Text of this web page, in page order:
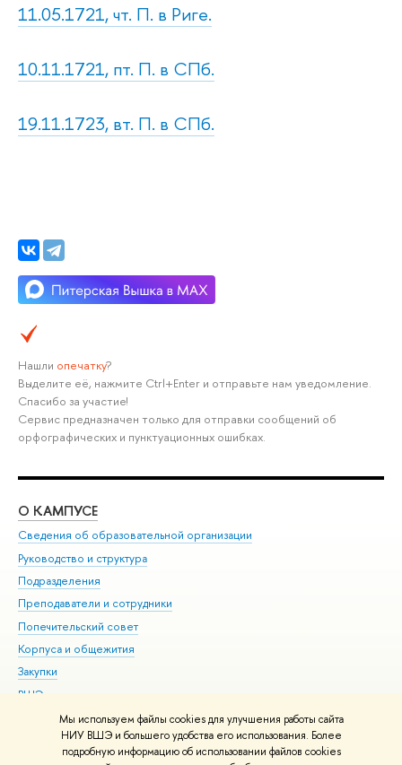
Мы используем файлы cookies для улучшения работы сайта
НИУ ВШЭ и большего удобства его использования. Более
подробную информацию об использовании файлов cookies
11.05.1721, чт. П. в Риге.
10.11.1721, пт. П. в СПб.
19.11.1723, вт. П. в СПб.
Нашли опечатку?
Выделите её, нажмите Ctrl+Enter и отправьте нам уведомление.
Спасибо за участие!
Сервис предназначен только для отправки сообщений об
орфографических и пунктуационных ошибках.
О КАМПУСЕ
Сведения об образовательной организации
Руководство и структура
Подразделения
Преподаватели и сотрудники
Попечительский совет
Корпуса и общежития
Закупки
ВШЭ для студентов с ограниченными возможностями
здоровья и инвалидностью
Версия для слабовидящих
Единая платежная страница